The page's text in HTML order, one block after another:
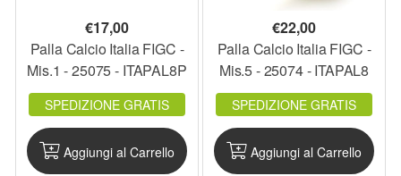
€17,00
Palla Calcio Italia FIGC -
Mis.1 - 25075 - ITAPAL8P
SPEDIZIONE GRATIS
Aggiungi al Carrello
€22,00
Palla Calcio Italia FIGC -
Mis.5 - 25074 - ITAPAL8
SPEDIZIONE GRATIS
Aggiungi al Carrello